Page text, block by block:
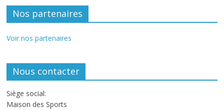
Nos partenaires
Voir nos partenaires
Nous contacter
Siège social:
Maison des Sports